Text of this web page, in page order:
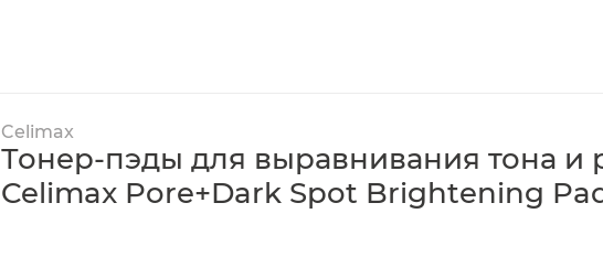
Celimax
Тонер-пэды для выравнивания тона и
Celimax Pore+Dark Spot Brightening